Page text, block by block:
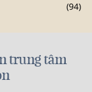
(94)
trung tâm